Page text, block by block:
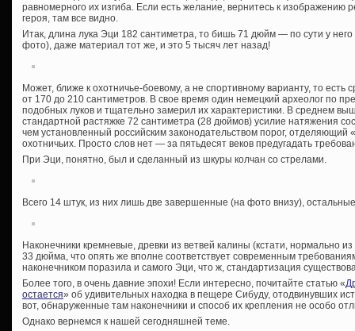
равномерного их изгиба. Если есть желание, вернитесь к изображению
героя, там все видно.
Итак, длина лука Эци 182 сантиметра, то бишь 71 дюйм — по сути у него
фото), даже материал тот же, и это 5 тысяч лет назад!
Может, ближе к охотничье-боевому, а не спортивному варианту, то есть
от 170 до 210 сантиметров. В свое время один немецкий археолог по
подобных луков и тщательно замерил их характеристики. В среднем
стандартной растяжке 72 сантиметра (28 дюймов) усилие натяжения
чем установленный российским законодательством порог,
охотничьих. Просто слов нет — за пятьдесят веков предугадать
При Эци, понятно, был и сделанный из шкуры колчан со стрелами.
Всего 14 штук, из них лишь две завершенные (на фото внизу), остальные
Наконечники кремневые, древки из ветвей калины (кстати, нормально
33 дюйма, что опять же вполне соответствует современным
наконечником поразила и самого Эци, что ж, стандартизация
Более того, в очень давние эпохи! Если интересно, почитайте статью «
остается» об удивительных находка в пещере Сибуду, отодвинувших
вот, обнаруженные там наконечники и способ их крепления не особо
Однако вернемся к нашей сегодняшней теме.